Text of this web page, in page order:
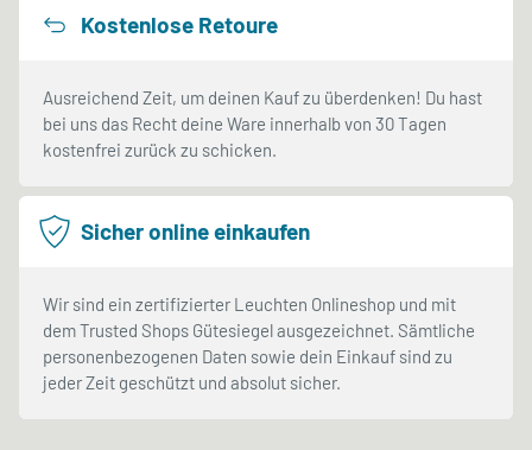
Kostenlose Retoure
Ausreichend Zeit, um deinen Kauf zu überdenken! Du hast
bei uns das Recht deine Ware innerhalb von 30 Tagen
kostenfrei zurück zu schicken.
Sicher online einkaufen
Wir sind ein zertifizierter Leuchten Onlineshop und mit
dem Trusted Shops Gütesiegel ausgezeichnet. Sämtliche
personenbezogenen Daten sowie dein Einkauf sind zu
jeder Zeit geschützt und absolut sicher.